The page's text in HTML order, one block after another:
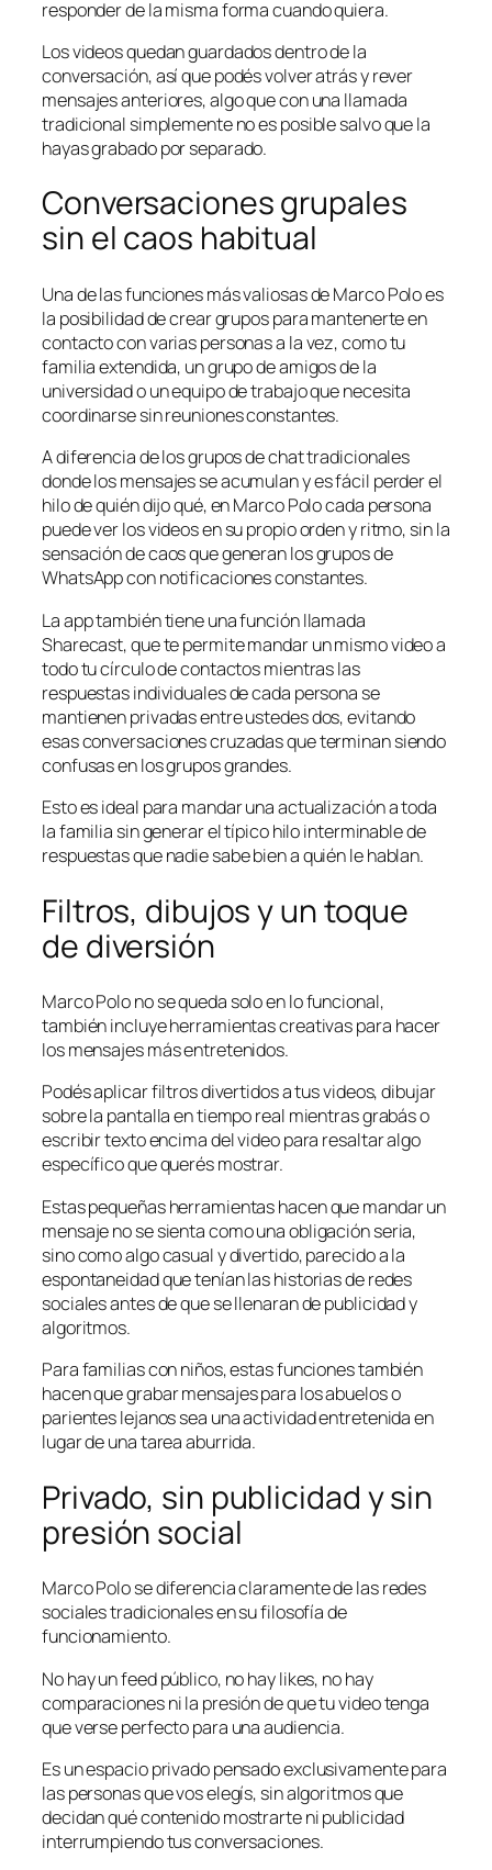
responder de la misma forma cuando quiera.
Los videos quedan guardados dentro de la
conversación, así que podés volver atrás y rever
mensajes anteriores, algo que con una llamada
tradicional simplemente no es posible salvo que la
hayas grabado por separado.
Conversaciones grupales
sin el caos habitual
Una de las funciones más valiosas de Marco Polo es
la posibilidad de crear grupos para mantenerte en
contacto con varias personas a la vez, como tu
familia extendida, un grupo de amigos de la
universidad o un equipo de trabajo que necesita
coordinarse sin reuniones constantes.
A diferencia de los grupos de chat tradicionales
donde los mensajes se acumulan y es fácil perder el
hilo de quién dijo qué, en Marco Polo cada persona
puede ver los videos en su propio orden y ritmo, sin la
sensación de caos que generan los grupos de
WhatsApp con notificaciones constantes.
La app también tiene una función llamada
Sharecast, que te permite mandar un mismo video a
todo tu círculo de contactos mientras las
respuestas individuales de cada persona se
mantienen privadas entre ustedes dos, evitando
esas conversaciones cruzadas que terminan siendo
confusas en los grupos grandes.
Esto es ideal para mandar una actualización a toda
la familia sin generar el típico hilo interminable de
respuestas que nadie sabe bien a quién le hablan.
Filtros, dibujos y un toque
de diversión
Marco Polo no se queda solo en lo funcional,
también incluye herramientas creativas para hacer
los mensajes más entretenidos.
Podés aplicar filtros divertidos a tus videos, dibujar
sobre la pantalla en tiempo real mientras grabás o
escribir texto encima del video para resaltar algo
específico que querés mostrar.
Estas pequeñas herramientas hacen que mandar un
mensaje no se sienta como una obligación seria,
sino como algo casual y divertido, parecido a la
espontaneidad que tenían las historias de redes
sociales antes de que se llenaran de publicidad y
algoritmos.
Para familias con niños, estas funciones también
hacen que grabar mensajes para los abuelos o
parientes lejanos sea una actividad entretenida en
lugar de una tarea aburrida.
Privado, sin publicidad y sin
presión social
Marco Polo se diferencia claramente de las redes
sociales tradicionales en su filosofía de
funcionamiento.
No hay un feed público, no hay likes, no hay
comparaciones ni la presión de que tu video tenga
que verse perfecto para una audiencia.
Es un espacio privado pensado exclusivamente para
las personas que vos elegís, sin algoritmos que
decidan qué contenido mostrarte ni publicidad
interrumpiendo tus conversaciones.